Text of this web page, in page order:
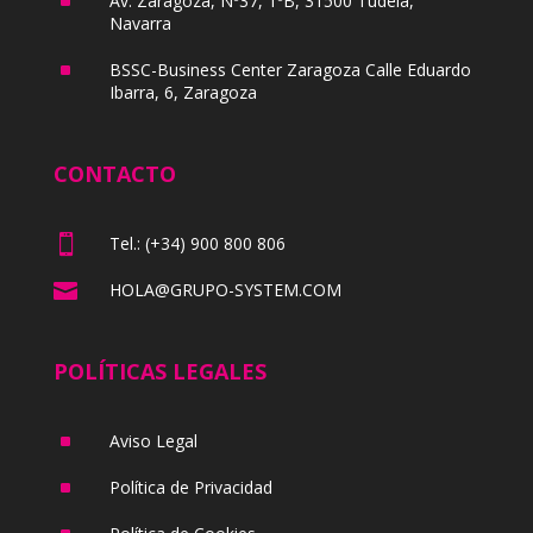
Navarra
^
BSSC-Business Center Zaragoza Calle Eduardo
Ibarra, 6, Zaragoza
CONTACTO
 Tel.: (+34) 900 800 806
 HOLA@GRUPO-SYSTEM.COM
POLÍTICAS LEGALES
^ Aviso Legal
^ Política de Privacidad